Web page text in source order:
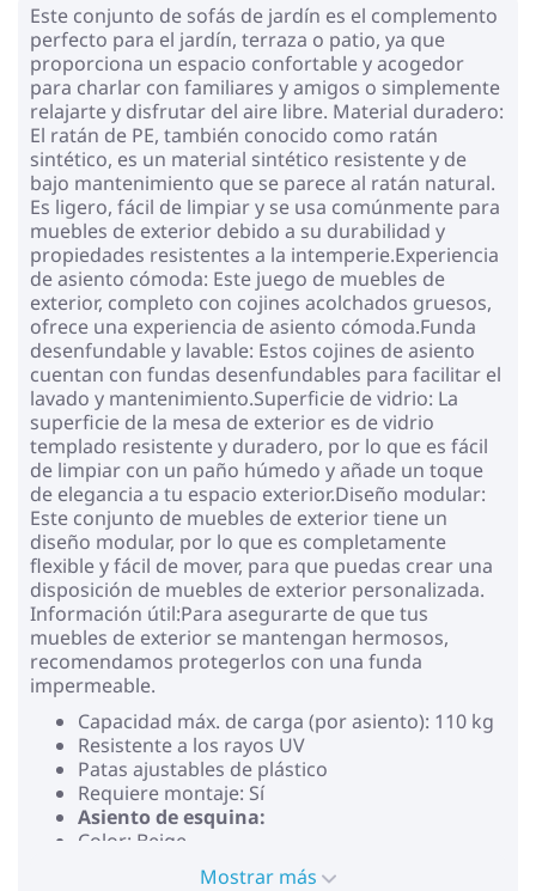
Este conjunto de sofás de jardín es el complemento
perfecto para el jardín, terraza o patio, ya que
proporciona un espacio confortable y acogedor
para charlar con familiares y amigos o simplemente
relajarte y disfrutar del aire libre. Material duradero:
El ratán de PE, también conocido como ratán
sintético, es un material sintético resistente y de
bajo mantenimiento que se parece al ratán natural.
Es ligero, fácil de limpiar y se usa comúnmente para
muebles de exterior debido a su durabilidad y
propiedades resistentes a la intemperie.Experiencia
de asiento cómoda: Este juego de muebles de
exterior, completo con cojines acolchados gruesos,
ofrece una experiencia de asiento cómoda.Funda
desenfundable y lavable: Estos cojines de asiento
cuentan con fundas desenfundables para facilitar el
lavado y mantenimiento.Superficie de vidrio: La
superficie de la mesa de exterior es de vidrio
templado resistente y duradero, por lo que es fácil
de limpiar con un paño húmedo y añade un toque
de elegancia a tu espacio exterior.Diseño modular:
Este conjunto de muebles de exterior tiene un
diseño modular, por lo que es completamente
flexible y fácil de mover, para que puedas crear una
disposición de muebles de exterior personalizada.
Información útil:Para asegurarte de que tus
muebles de exterior se mantengan hermosos,
recomendamos protegerlos con una funda
impermeable.
Capacidad máx. de carga (por asiento): 110 kg
Resistente a los rayos UV
Patas ajustables de plástico
Requiere montaje: Sí
Asiento de esquina:
Color: Beige
Material: Ratán de PE, acero con recubrimiento
Mostrar más